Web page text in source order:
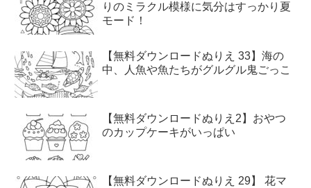
りのミラクル模様に気分はすっかり夏
モード！
【無料ダウンロードぬりえ 33】海の
中、人魚や魚たちがグルグル鬼ごっこ
【無料ダウンロードぬりえ2】おやつ
のカップケーキがいっぱい
【無料ダウンロードぬりえ 29】 花マ